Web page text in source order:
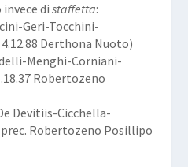
di staffetta:
Geri-Tocchini-
Derthona Nuoto)
Menghi-Corniani-
Robertozeno
Devitiis-Cicchella-
Robertozeno Posillipo